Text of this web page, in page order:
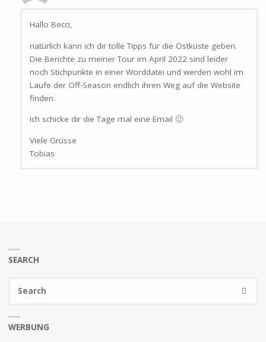
Hallo Becci,
natürlich kann ich dir tolle Tipps für die Ostküste geben.
Die Berichte zu meiner Tour im April 2022 sind leider
noch Stichpunkte in einer Worddatei und werden wohl im
Laufe der Off-Season endlich ihren Weg auf die Website
finden.
Ich schicke dir die Tage mal eine Email 🙂
Viele Grüsse
Tobias
SEARCH
WERBUNG